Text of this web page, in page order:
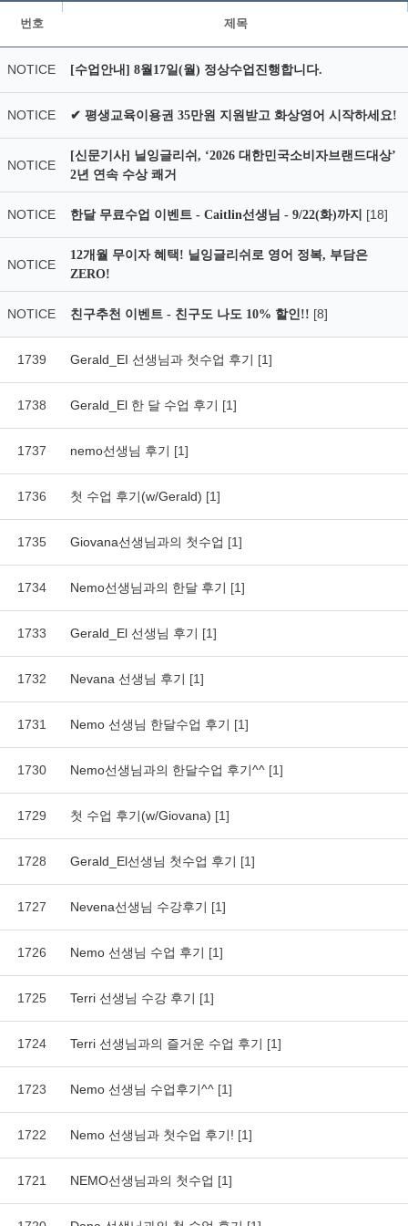
번호 제목
NOTICE [수업안내] 8월17일(월) 정상수업진행합니다.
NOTICE ✔ 평생교육이용권 35만원 지원받고 화상영어 시작하세요!
NOTICE
[신문기사] 닐잉글리쉬, ‘2026 대한민국소비자브랜드대상’
2년 연속 수상 쾌거
NOTICE 한달 무료수업 이벤트 - Caitlin선생님 - 9/22(화)까지 [18]
NOTICE
12개월 무이자 혜택! 닐잉글리쉬로 영어 정복, 부담은
ZERO!
NOTICE 친구추천 이벤트 - 친구도 나도 10% 할인!! [8]
1739 Gerald_EI 선생님과 첫수업 후기 [1]
1738 Gerald_El 한 달 수업 후기 [1]
1737 nemo선생님 후기 [1]
1736 첫 수업 후기(w/Gerald) [1]
1735 Giovana선생님과의 첫수업 [1]
1734 Nemo선생님과의 한달 후기 [1]
1733 Gerald_El 선생님 후기 [1]
1732 Nevana 선생님 후기 [1]
1731 Nemo 선생님 한달수업 후기 [1]
1730 Nemo선생님과의 한달수업 후기^^ [1]
1729 첫 수업 후기(w/Giovana) [1]
1728 Gerald_El선생님 첫수업 후기 [1]
1727 Nevena선생님 수강후기 [1]
1726 Nemo 선생님 수업 후기 [1]
1725 Terri 선생님 수강 후기 [1]
1724 Terri 선생님과의 즐거운 수업 후기 [1]
1723 Nemo 선생님 수업후기^^ [1]
1722 Nemo 선생님과 첫수업 후기! [1]
1721 NEMO선생님과의 첫수업 [1]